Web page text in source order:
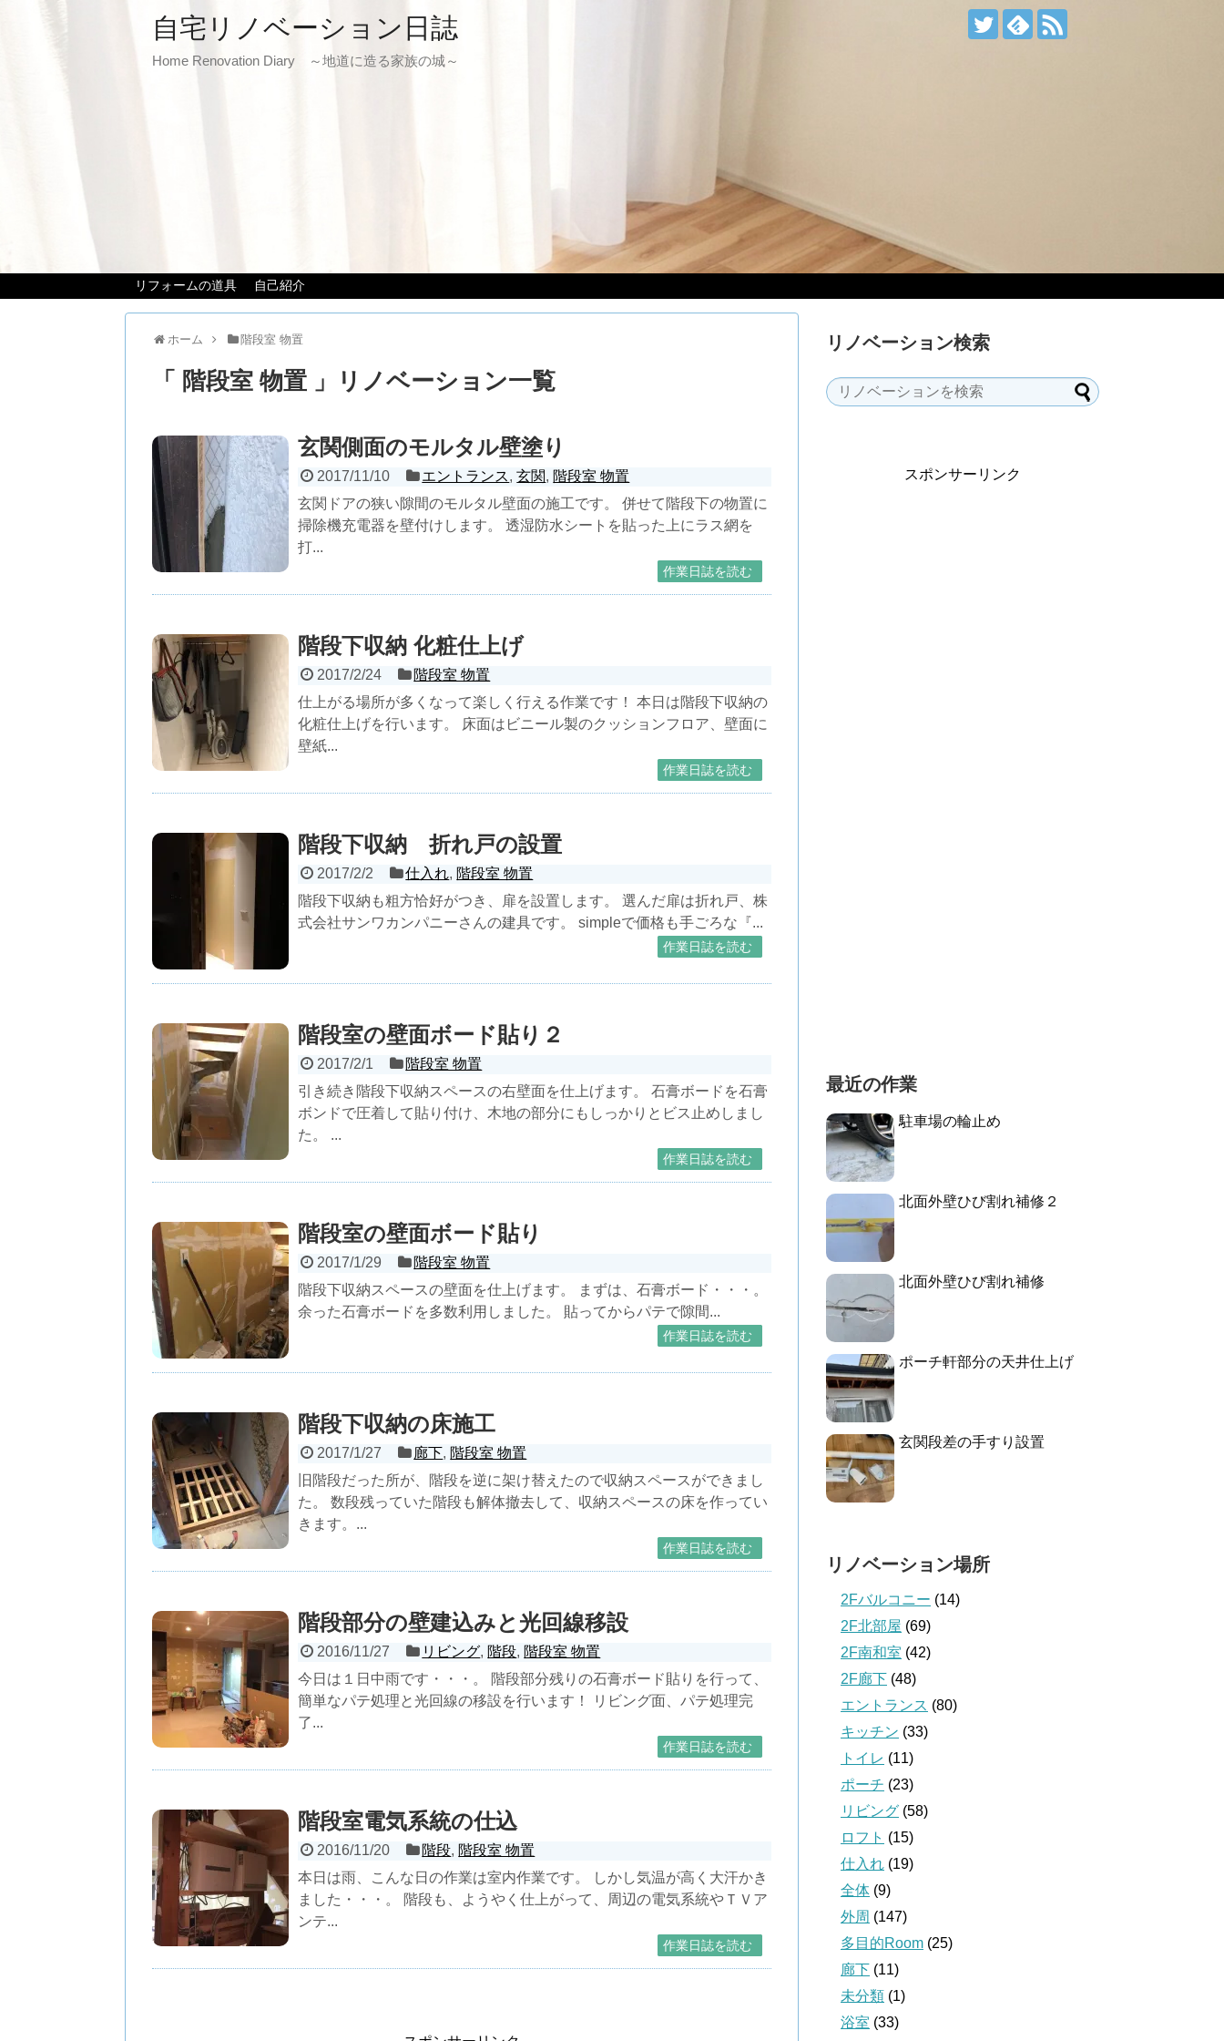
自宅リノベーション日誌
Home Renovation Diary ～地道に造る家族の城～
リフォームの道具 自己紹介
ホーム 階段室 物置
「 階段室 物置 」リノベーション一覧
玄関側面のモルタル壁塗り
2017/11/10 エントランス,玄関, 階段室 物置
玄関ドアの狭い隙間のモルタル壁面の施工です。 併せて階段下の物置に
掃除機充電器を壁付けします。 透湿防水シートを貼った上にラス網を
打...
作業日誌を読む
階段下収納 化粧仕上げ
2017/2/24
階段室 物置
仕上がる場所が多くなって楽しく行える作業です！ 本日は階段下収納の
化粧仕上げを行います。 床面はビニール製のクッションフロア、壁面に
壁紙...
作業日誌を読む
階段下収納 折れ戸の設置
2017/2/2 仕入れ, 階段室 物置
階段下収納も粗方恰好がつき、扉を設置します。 選んだ扉は折れ戸、株
式会社サンワカンパニーさんの建具です。 simpleで価格も手ごろな『...
作業日誌を読む
階段室の壁面ボード貼り２
2017/2/1
階段室 物置
引き続き階段下収納スペースの右壁面を仕上げます。 石膏ボードを石膏
ボンドで圧着して貼り付け、木地の部分にもしっかりとビス止めしまし
た。 ...
作業日誌を読む
階段室の壁面ボード貼り
2017/1/29
階段室 物置
階段下収納スペースの壁面を仕上げます。 まずは、石膏ボード・・・。
余った石膏ボードを多数利用しました。 貼ってからパテで隙間...
作業日誌を読む
階段下収納の床施工
2017/1/27 廊下, 階段室 物置
旧階段だった所が、階段を逆に架け替えたので収納スペースができまし
た。 数段残っていた階段も解体撤去して、収納スペースの床を作ってい
きます。...
作業日誌を読む
階段部分の壁建込みと光回線移設
2016/11/27 リビング, 階段, 階段室 物置
今日は１日中雨です・・・。 階段部分残りの石膏ボード貼りを行って、
簡単なパテ処理と光回線の移設を行います！ リビング面、パテ処理完
了...
作業日誌を読む
階段室電気系統の仕込
2016/11/20 階段, 階段室 物置
本日は雨、こんな日の作業は室内作業です。 しかし気温が高く大汗かき
ました・・・。 階段も、ようやく仕上がって、周辺の電気系統やＴＶア
ンテ...
作業日誌を読む
リノベーション検索
スポンサーリンク
最近の作業
駐車場の輪止め
北面外壁ひび割れ補修２
北面外壁ひび割れ補修
ポーチ軒部分の天井仕上げ
玄関段差の手すり設置
リノベーション場所
2Fバルコニー (14)
2F北部屋 (69)
2F南和室 (42)
2F廊下 (48)
エントランス (80)
キッチン (33)
トイレ (11)
ポーチ (23)
リビング (58)
ロフト (15)
仕入れ (19)
全体 (9)
外周 (147)
多目的Room (25)
廊下 (11)
未分類 (1)
浴室 (33)